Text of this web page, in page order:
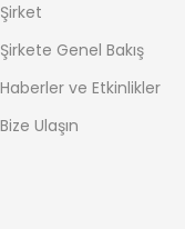
Şirket
Şirkete Genel Bakış
Haberler ve Etkinlikler
Bize Ulaşın